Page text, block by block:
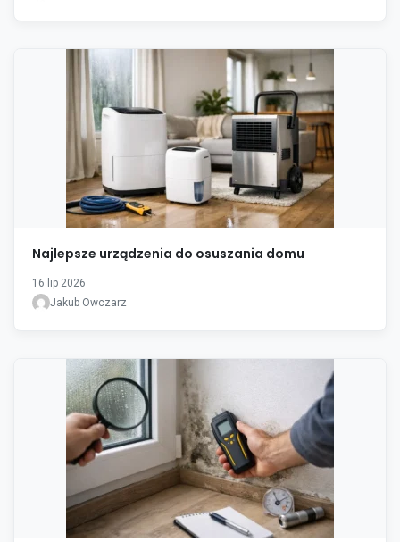
Najlepsze urządzenia do osuszania domu
16 lip 2026
Jakub Owczarz